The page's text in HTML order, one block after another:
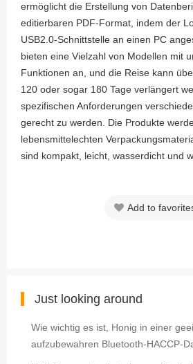
ermöglicht die Erstellung von
editierbaren PDF-Format, indem der
USB2.0-Schnittstelle an einen PC
bieten eine Vielzahl von Modellen mit
Funktionen an, und die Reise kann
120 oder sogar 180 Tage verlängert
spezifischen Anforderungen
gerecht zu werden. Die Produkte
lebensmittelechten
sind kompakt, leicht, wasserdicht und
Add to
Just looking around
Wie wichtig es ist, Honig in einer
aufzubewahren Bluetooth-HACCP-